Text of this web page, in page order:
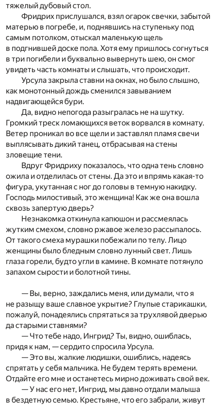
тяжелый дубовый стол.
Фридрих прислушался, взял огарок свечки, забытой
матерью в погребе, и, поднявшись на ступеньку под
самым потолком, отыскал маленькую щель
в подгнившей доске пола. Хотя ему пришлось согнуться
в три погибели и буквально вывернуть шею, он смог
увидеть часть комнаты и слышать, что происходит.
Урсула закрыла ставни на окнах, но было слышно,
как монотонный дождь сменился завыванием
надвигающейся бури.
Да, видно непогода разыгралась не на шутку.
Громкий треск ломающихся веток ворвался в комнату.
Ветер проникал во все щели и заставлял пламя свечи
выплясывать дикий танец, отбрасывая на стены
зловещие тени.
Вдруг Фридриху показалось, что одна тень словно
ожила и отделилась от стены. Да это и впрямь какая-то
фигура, укутанная с ног до головы в темную накидку.
Господь милостивый, это женщина! Как же она вошла
сквозь запертую дверь?
Незнакомка откинула капюшон и рассмеялась
жутким смехом, словно ржавое железо рассыпалось.
От такого смеха мурашки побежали по телу. Лицо
женщины было бледным словно лунный свет. Лишь
глаза горели, будто угли в камине. В комнате потянуло
запахом сырости и болотной тины.
— Вы, верно, заждались меня, или думали, что я
не разыщу ваше славное укрытие? Глупые старикашки,
пожалуй, понадеялись спрятаться за трухлявой дверью
да старыми ставнями?
— Что тебе надо, Ингрид? Ты, видно, ошиблась,
придя к нам, — сердито спросила Урсула.
— Это вы, жалкие людишки, ошиблись, надеясь
спрятать у себя мальчика. Не будем терять времени.
Отдайте его мне и останетесь мирно доживать свой век.
— У нас его нет, Ингрид, мы давно отдали малыша
в бездетную семью. Крестьяне, что его забрали, живут